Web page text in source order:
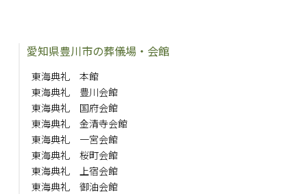
愛知県豊川市の葬儀場・会館
東海典礼 本館
東海典礼 豊川会館
東海典礼 国府会館
東海典礼 金清寺会館
東海典礼 一宮会館
東海典礼 桜町会館
東海典礼 上宿会館
東海典礼 御油会館